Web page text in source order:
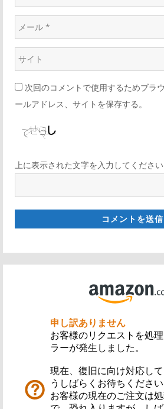
次回のコメントで使用するためブラ
ールアドレス、サイトを保存する。
上に表示された文字を入力してください